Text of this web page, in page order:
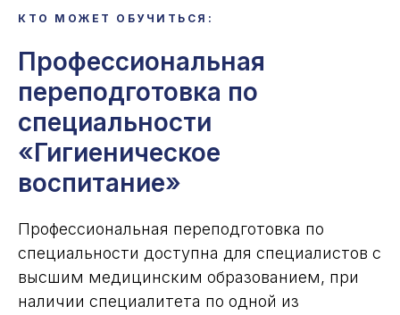
КТО МОЖЕТ ОБУЧИТЬСЯ:
Профессиональная
переподготовка по
специальности
«Гигиеническое
воспитание»
Профессиональная переподготовка по
специальности доступна для специалистов с
высшим медицинским образованием, при
наличии специалитета по одной из